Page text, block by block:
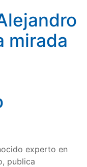
mirada
experto en
publica